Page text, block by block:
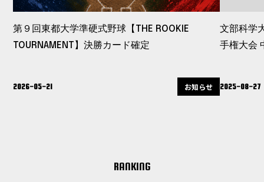
第９回東都大学準硬式野球【THE ROOKIE
TOURNAMENT】決勝カード確定
2026-05-21 お知らせ
文部科学
手権大会
2025-08-27
RANKING